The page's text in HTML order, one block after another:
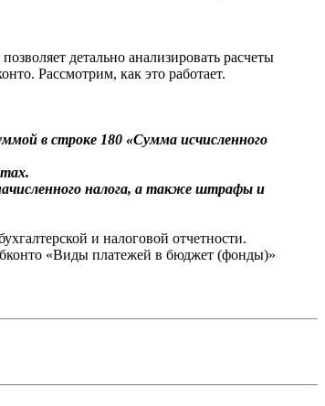
детально анализировать расчеты
Рассмотрим, как это работает.
в строке 180 «Сумма исчисленного
налога, а также штрафы и
и налоговой отчетности.
«Виды платежей в бюджет (фонды)»